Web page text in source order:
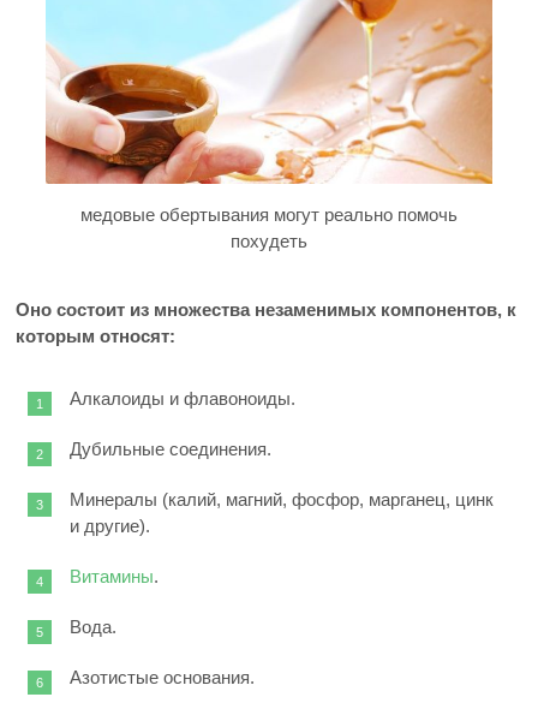
медовые обертывания могут реально помочь
похудеть
Оно состоит из множества незаменимых компонентов, к
которым относят:
Алкалоиды и флавоноиды.
Дубильные соединения.
Минералы (калий, магний, фосфор, марганец, цинк
и другие).
Витамины.
Вода.
Азотистые основания.